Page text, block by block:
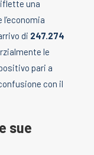
una
di 247.274
le
pari a
con il
sue